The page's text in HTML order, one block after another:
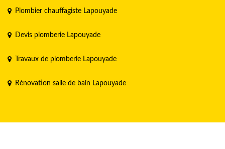
Plombier chauffagiste Lapouyade
Devis plomberie Lapouyade
Travaux de plomberie Lapouyade
Rénovation salle de bain Lapouyade